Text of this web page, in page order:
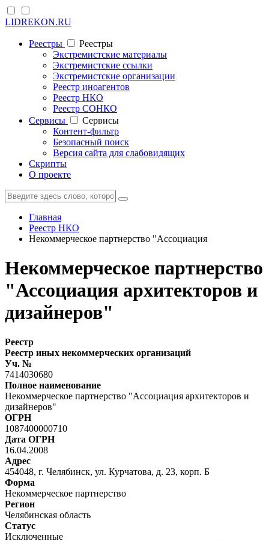
LIDREKON.RU
Реестры
Реестры
Экстремистские материалы
Экстремистские ссылки
Экстремистские организации
Реестр иноагентов
Реестр НКО
Реестр СОНКО
Cервисы
Cервисы
Контент-фильтр
Безопасный поиск
Версия сайта для слабовидящих
Скрипты
О проекте
Главная
Реестр НКО
Некоммерческое партнерство "Ассоциация
Некоммерческое партнерство
"Ассоциация архитекторов и
дизайнеров"
Реестр
Реестр иных некоммерческих организаций
Уч. №
7414030680
Полное наименование
Некоммерческое партнерство "Ассоциация архитекторов и
дизайнеров"
ОГРН
1087400000710
Дата ОГРН
16.04.2008
Адрес
454048, г. Челябинск, ул. Курчатова, д. 23, корп. Б
Форма
Некоммерческое партнерство
Регион
Челябинская область
Статус
Исключенные